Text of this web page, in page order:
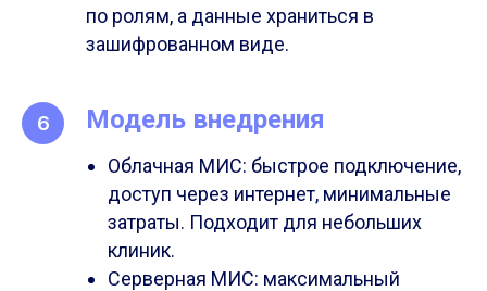
по ролям, а данные храниться в
зашифрованном виде.
Модель внедрения
Облачная МИС: быстрое подключение,
доступ через интернет, минимальные
затраты. Подходит для небольших
клиник.
Серверная МИС: максимальный